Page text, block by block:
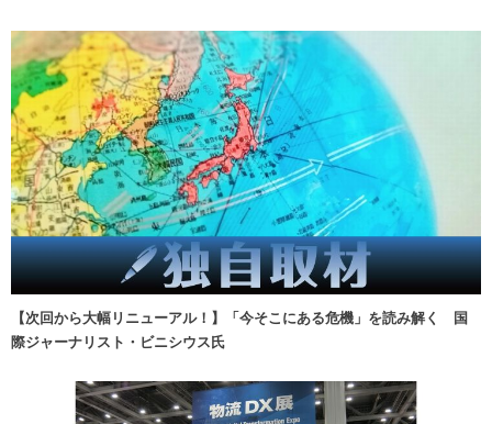
【次回から大幅リニューアル！】「今そこにある危機」を読み解く 国
際ジャーナリスト・ビニシウス氏